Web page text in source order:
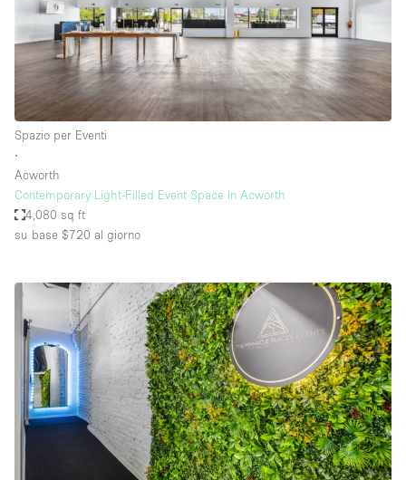
Spazio per Eventi
∙
Acworth
Contemporary Light-Filled Event Space in Acworth
4,080 sq ft
su base $720 al giorno